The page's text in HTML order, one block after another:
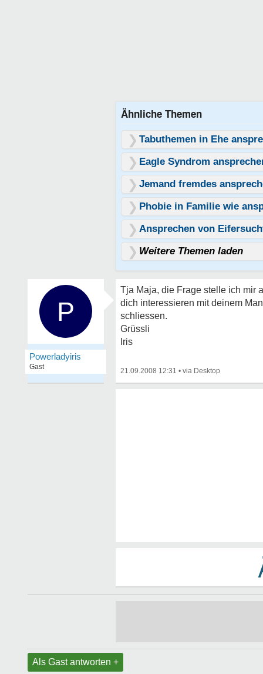
Ähnliche Themen
Tabuthemen in Ehe
Eagle Syndrom
Jemand fremdes
Phobie in Familie wie
Ansprechen von
Weitere Themen laden
P
Powerladyiris
Gast
Tja Maja, die Frage stelle ich mir
dich interessieren mit deinem
schliessen.
Grüssli
Iris
21.09.2008 12:31 •
Als Gast antworten +